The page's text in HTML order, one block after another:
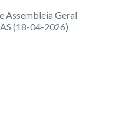
Assembleia Geral
(18-04-2026)